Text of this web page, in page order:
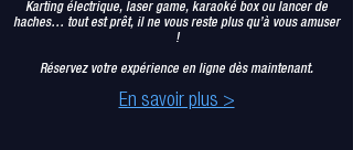
Karting électrique, laser game, karaoké box ou lancer de
haches… tout est prêt, il ne vous reste plus qu’à vous amuser
!
Réservez votre expérience en ligne dès maintenant.
En savoir plus >